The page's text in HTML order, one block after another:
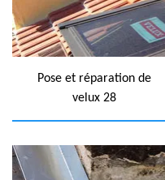
Pose et réparation de
velux 28